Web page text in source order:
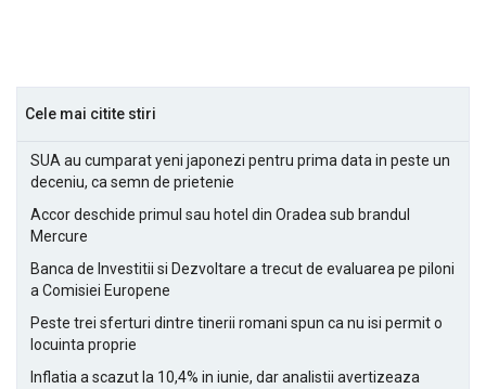
Cele mai citite stiri
SUA au cumparat yeni japonezi pentru prima data in peste un
deceniu, ca semn de prietenie
Accor deschide primul sau hotel din Oradea sub brandul
Mercure
Banca de Investitii si Dezvoltare a trecut de evaluarea pe piloni
a Comisiei Europene
Peste trei sferturi dintre tinerii romani spun ca nu isi permit o
locuinta proprie
Inflatia a scazut la 10,4% in iunie, dar analistii avertizeaza